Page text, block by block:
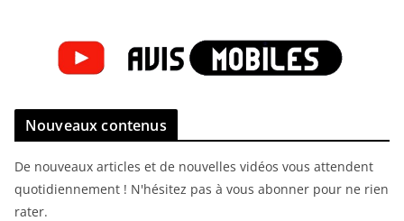
Nouveaux contenus
De nouveaux articles et de nouvelles vidéos vous attendent
quotidiennement ! N'hésitez pas à vous abonner pour ne rien
rater.